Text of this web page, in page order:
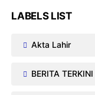
LABELS LIST
Akta Lahir
BERITA TERKINI